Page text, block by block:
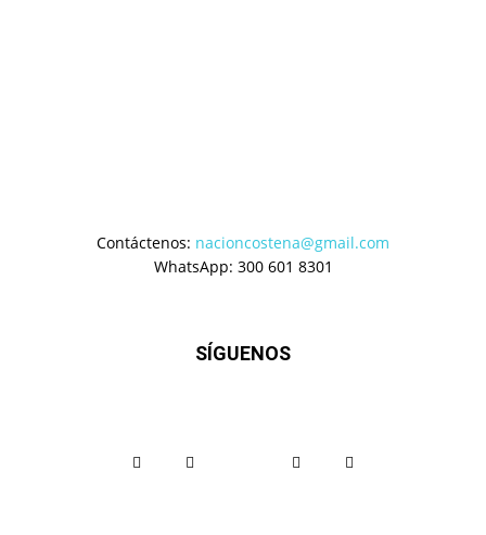
Contáctenos: nacioncostena@gmail.com
WhatsApp: 300 601 8301
SÍGUENOS